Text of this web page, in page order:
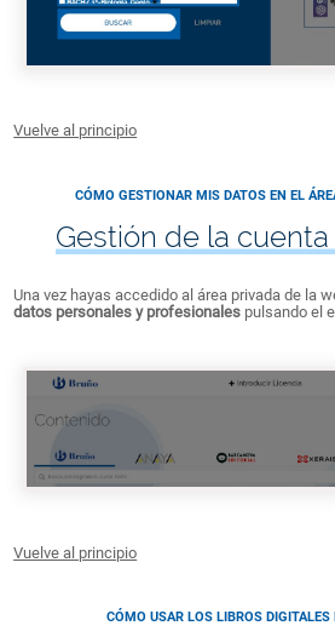
Vuelve al principio
CÓMO GESTIONAR MIS DATOS EN EL
Gestión de la
Una vez hayas accedido al área privada de la
datos personales y profesionales pulsando el
Vuelve al principio
CÓMO USAR LOS LIBROS DIGITALES